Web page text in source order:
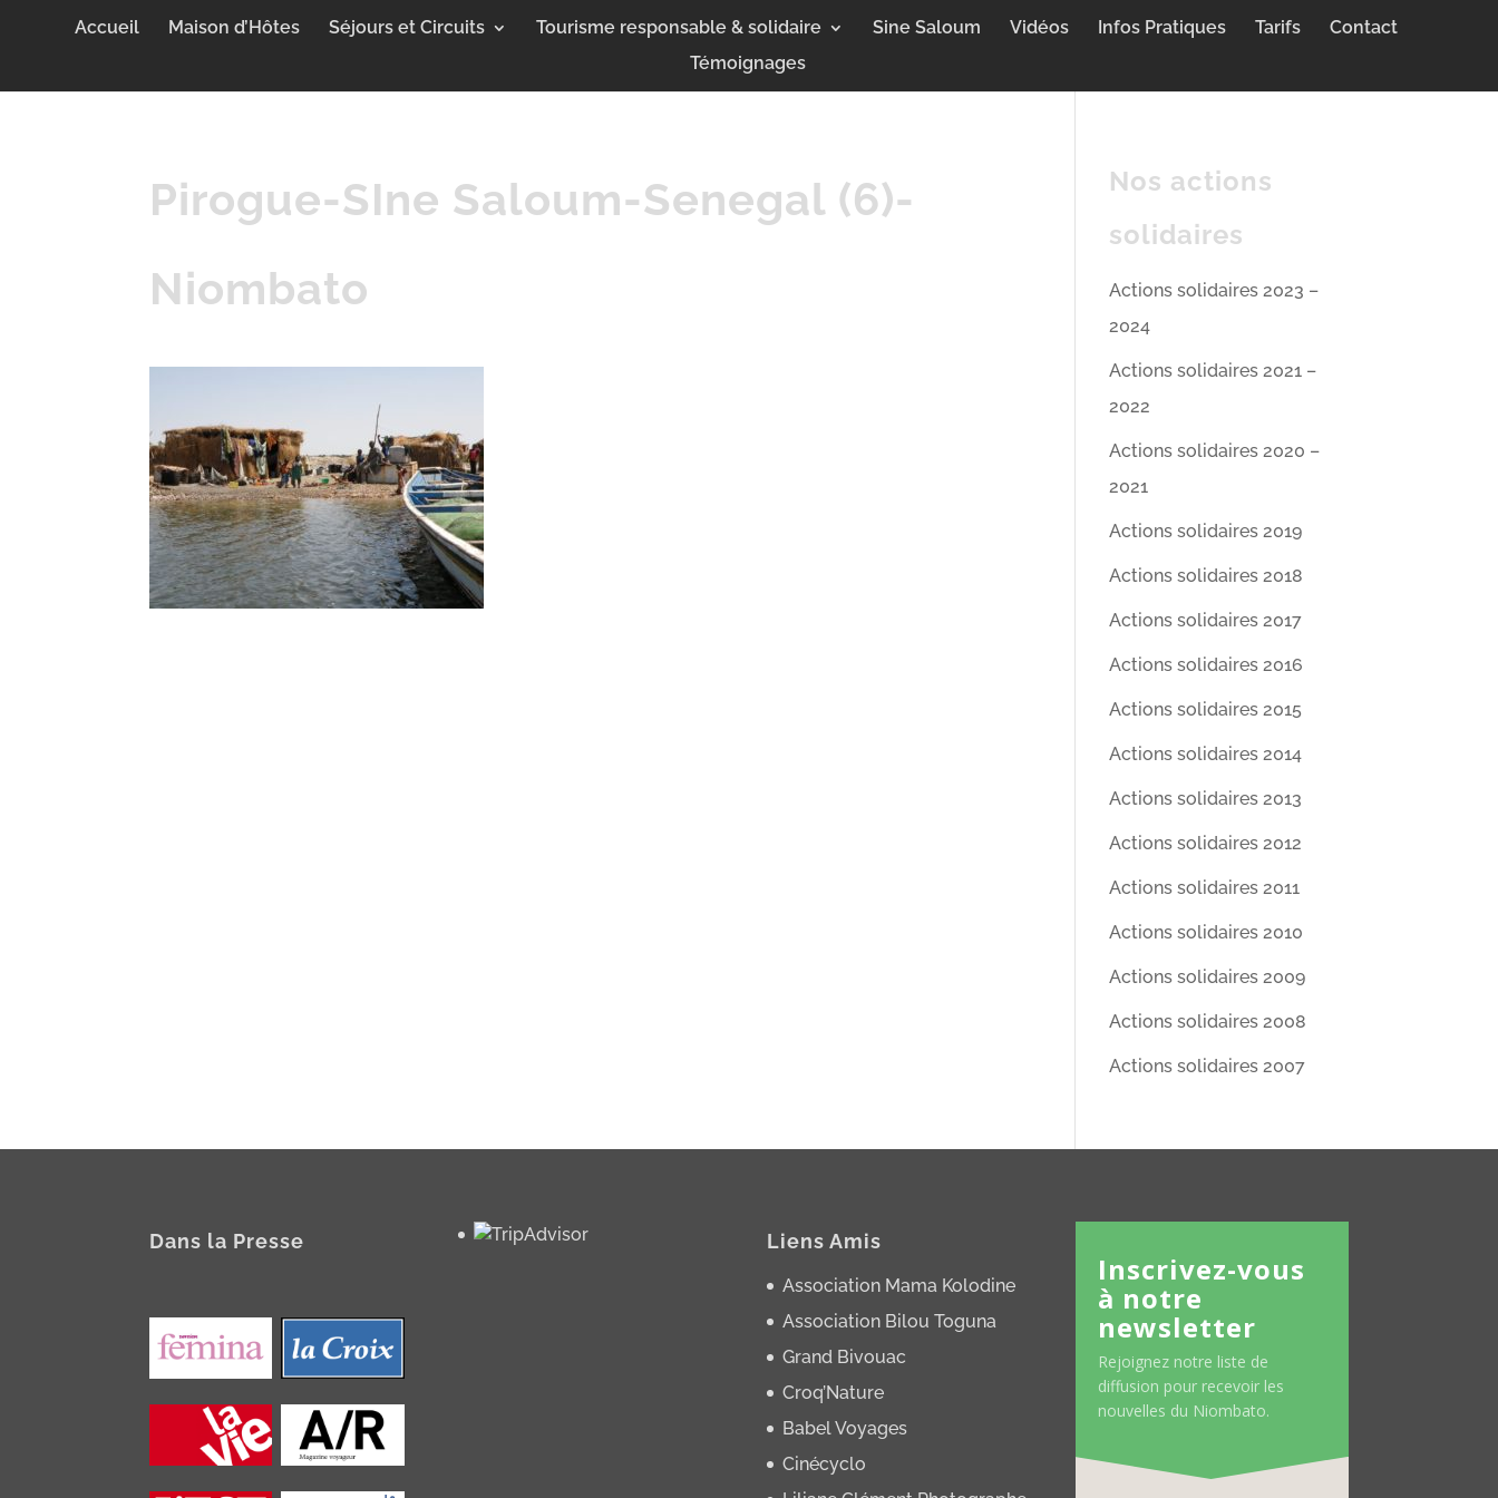
Accueil Maison d’Hôtes Séjours et Circuits Tourisme responsable & solidaire Sine Saloum Vidéos Infos Pratiques Tarifs
Contact
Témoignages
Pirogue-SIne Saloum-Senegal (6)-
Niombato
Nos actions
solidaires
Actions solidaires 2023 –
2024
Actions solidaires 2021 –
2022
Actions solidaires 2020 –
2021
Actions solidaires 2019
Actions solidaires 2018
Actions solidaires 2017
Actions solidaires 2016
Actions solidaires 2015
Actions solidaires 2014
Actions solidaires 2013
Actions solidaires 2012
Actions solidaires 2011
Actions solidaires 2010
Actions solidaires 2009
Actions solidaires 2008
Actions solidaires 2007
Dans la Presse Liens Amis
Association Mama Kolodine
Association Bilou Toguna
Grand Bivouac
Croq’Nature
Babel Voyages
Cinécyclo
Inscrivez-vous
à notre
newsletter
Rejoignez notre liste de
diffusion pour recevoir les
nouvelles du Niombato.